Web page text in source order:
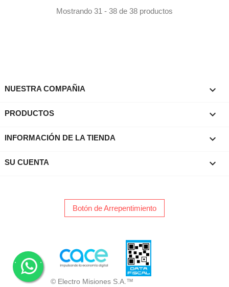
Mostrando 31 - 38 de 38 productos
NUESTRA COMPAÑIA 
PRODUCTOS 
INFORMACIÓN DE LA TIENDA keyboard_arrow_down
SU CUENTA 
Botón de Arrepentimiento
© Electro Misiones S.A.™
. .